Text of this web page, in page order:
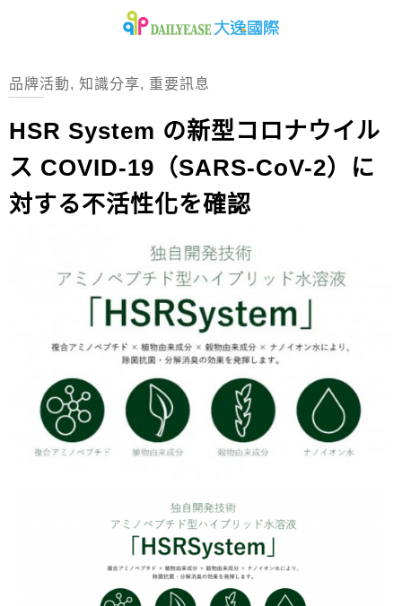
品牌活動, 知識分享, 重要訊息
HSR System の新型コロナウイル
ス COVID-19（SARS-CoV-2）に
対する不活性化を確認